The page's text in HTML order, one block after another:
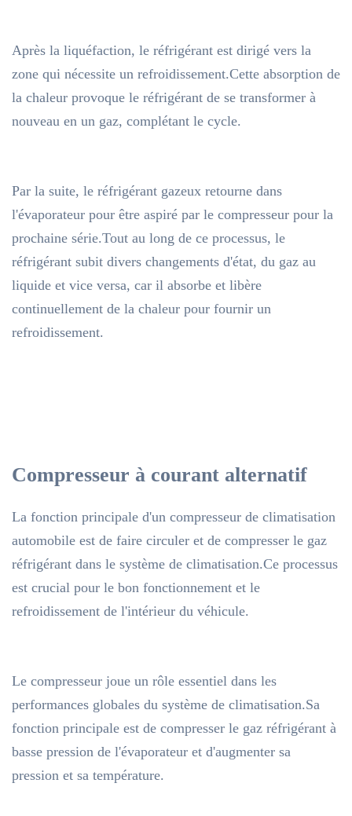
Après la liquéfaction, le réfrigérant est dirigé vers la
zone qui nécessite un refroidissement.Cette absorption de
la chaleur provoque le réfrigérant de se transformer à
nouveau en un gaz, complétant le cycle.
Par la suite, le réfrigérant gazeux retourne dans
l'évaporateur pour être aspiré par le compresseur pour la
prochaine série.Tout au long de ce processus, le
réfrigérant subit divers changements d'état, du gaz au
liquide et vice versa, car il absorbe et libère
continuellement de la chaleur pour fournir un
refroidissement.
Compresseur à courant alternatif
La fonction principale d'un compresseur de climatisation
automobile est de faire circuler et de compresser le gaz
réfrigérant dans le système de climatisation.Ce processus
est crucial pour le bon fonctionnement et le
refroidissement de l'intérieur du véhicule.
Le compresseur joue un rôle essentiel dans les
performances globales du système de climatisation.Sa
fonction principale est de compresser le gaz réfrigérant à
basse pression de l'évaporateur et d'augmenter sa
pression et sa température.